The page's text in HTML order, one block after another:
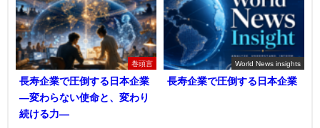
巻頭言
長寿企業で圧倒する日本企業
―変わらない使命と、変わり
続ける力―
World News insights
長寿企業で圧倒する日本企業